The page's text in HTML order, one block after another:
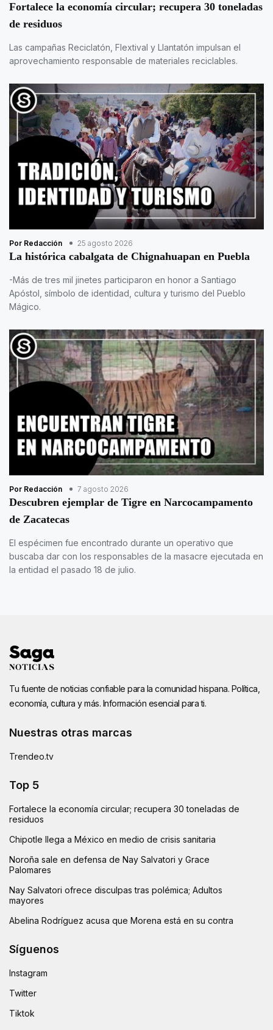
Fortalece la economía circular; recupera 30 toneladas
de residuos
Las campañas Reciclatón, Flextival y Llantatón impulsan el
aprovechamiento responsable de materiales reciclables.
Por Redacción 25 agosto 2026
La histórica cabalgata de Chignahuapan en Puebla
-Más de tres mil jinetes participaron en honor a Santiago
Apóstol, símbolo de identidad, cultura y turismo del Pueblo
Mágico.
Por Redacción 7 agosto 2026
Descubren ejemplar de Tigre en Narcocampamento
de Zacatecas
El espécimen fue encontrado durante un operativo que
buscaba dar con los responsables de la masacre ejecutada en
la entidad el pasado 18 de julio.
Tu fuente de noticias confiable para la comunidad hispana. Política,
economía, cultura y más. Información esencial para ti.
Nuestras otras marcas
Trendeo.tv
Top 5
Fortalece la economía circular; recupera 30 toneladas de
residuos
Chipotle llega a México en medio de crisis sanitaria
Noroña sale en defensa de Nay Salvatori y Grace
Palomares
Nay Salvatori ofrece disculpas tras polémica; Adultos
mayores
Abelina Rodríguez acusa que Morena está en su contra
Síguenos
Instagram
Twitter
Tiktok